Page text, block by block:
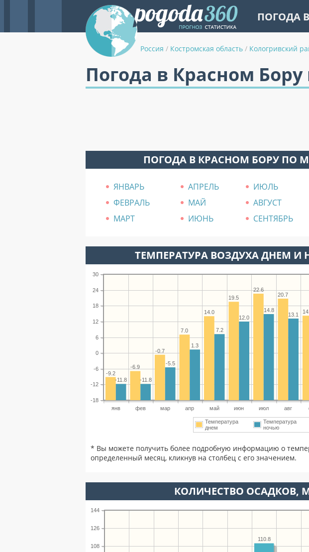
ПОГОДА
Россия / Костромская область / Кологривский
Погода в Красном
ПОГОДА В КРАСНОМ БОРУ ПО
ЯНВАРЬ АПРЕЛЬ ИЮЛЬ
ФЕВРАЛЬ
МАЙ АВГУСТ
МАРТ
ИЮНЬ СЕНТЯБРЬ
ТЕМПЕРАТУРА ВОЗДУХА ДНЕМ И
янв фев мар апр май июн июл авг
-18
-12
-6
0
6
12
18
24
30
20.7
22.6
19.5
14.0
7.0
-0.7
-6.9
-9.2
13.1
14.8
12.0
7.2
1.3
-5.5
-11.8
-11.8
Температура
днем
Температура
ночью
* Вы можете получить более подробную информацию о
определенный месяц, кликнув на столбец с его значением.
КОЛИЧЕСТВО ОСАДКОВ,
108
126
144
110.8